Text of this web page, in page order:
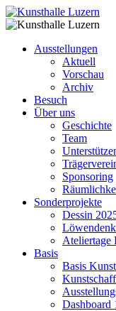
Ausstellungen
Aktuell
Vorschau
Archiv
Besuch
Über uns
Geschichte
Team
Sponsoring
Sonderprojekte
Dessin
Ateliertage
Basis
Basis
Dashboard